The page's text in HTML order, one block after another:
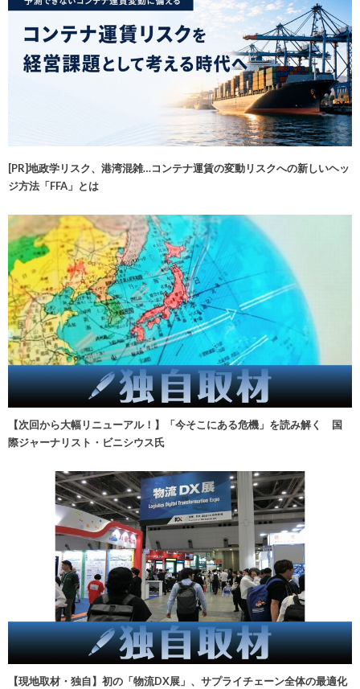
[PR]地政学リスク、港湾混雑…コンテナ運賃の変動リスクへの新しいヘッ
ジ方法「FFA」とは
【次回から大幅リニューアル！】「今そこにある危機」を読み解く 国
際ジャーナリスト・ビニシウス氏
【現地取材・独自】初の「物流DX展」、サプライチェーン全体の最適化